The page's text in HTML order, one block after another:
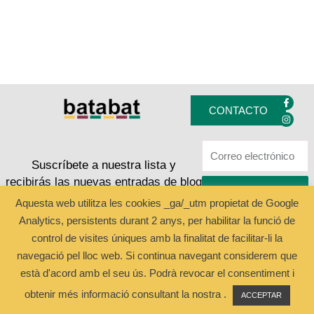
CONTACTO
F
a
c
e
o
o
k
-
I
n
s
t
g
r
a
m
Suscríbete a nuestra lista y
recibirás las nuevas entradas de blog
Aquesta web utilitza les cookies _ga/_utm propietat de Google
Analytics, persistents durant 2 anys, per habilitar la funció de
control de visites úniques amb la finalitat de facilitar-li la
navegació pel lloc web. Si continua navegant considerem que
està d'acord amb el seu ús. Podrà revocar el consentiment i
obtenir més informació consultant la nostra .
ACCEPTAR